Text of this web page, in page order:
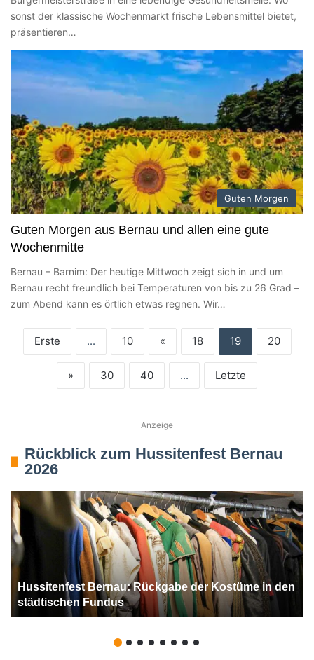
sonst der klassische Wochenmarkt frische Lebensmittel bietet,
präsentieren…
Guten Morgen
Guten Morgen aus Bernau und allen eine gute
Wochenmitte
Bernau – Barnim: Der heutige Mittwoch zeigt sich in und um
Bernau recht freundlich bei Temperaturen von bis zu 26 Grad –
zum Abend kann es örtlich etwas regnen. Wir…
Erste ... 10 « 18 19 20
» 30 40 ... Letzte
Anzeige
Rückblick zum Hussitenfest Bernau
2026
Hussitenfest Bernau: Rückgabe der Kostüme in den
städtischen Fundus